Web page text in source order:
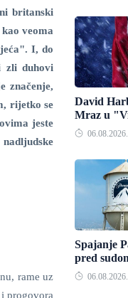
britanski
veoma
I, do
zli duhovi
značenje,
rijetko se
jeste
rame uz
progovora
David
Mraz u
06.08.2026.
Spajanje
pred
06.08.2026.